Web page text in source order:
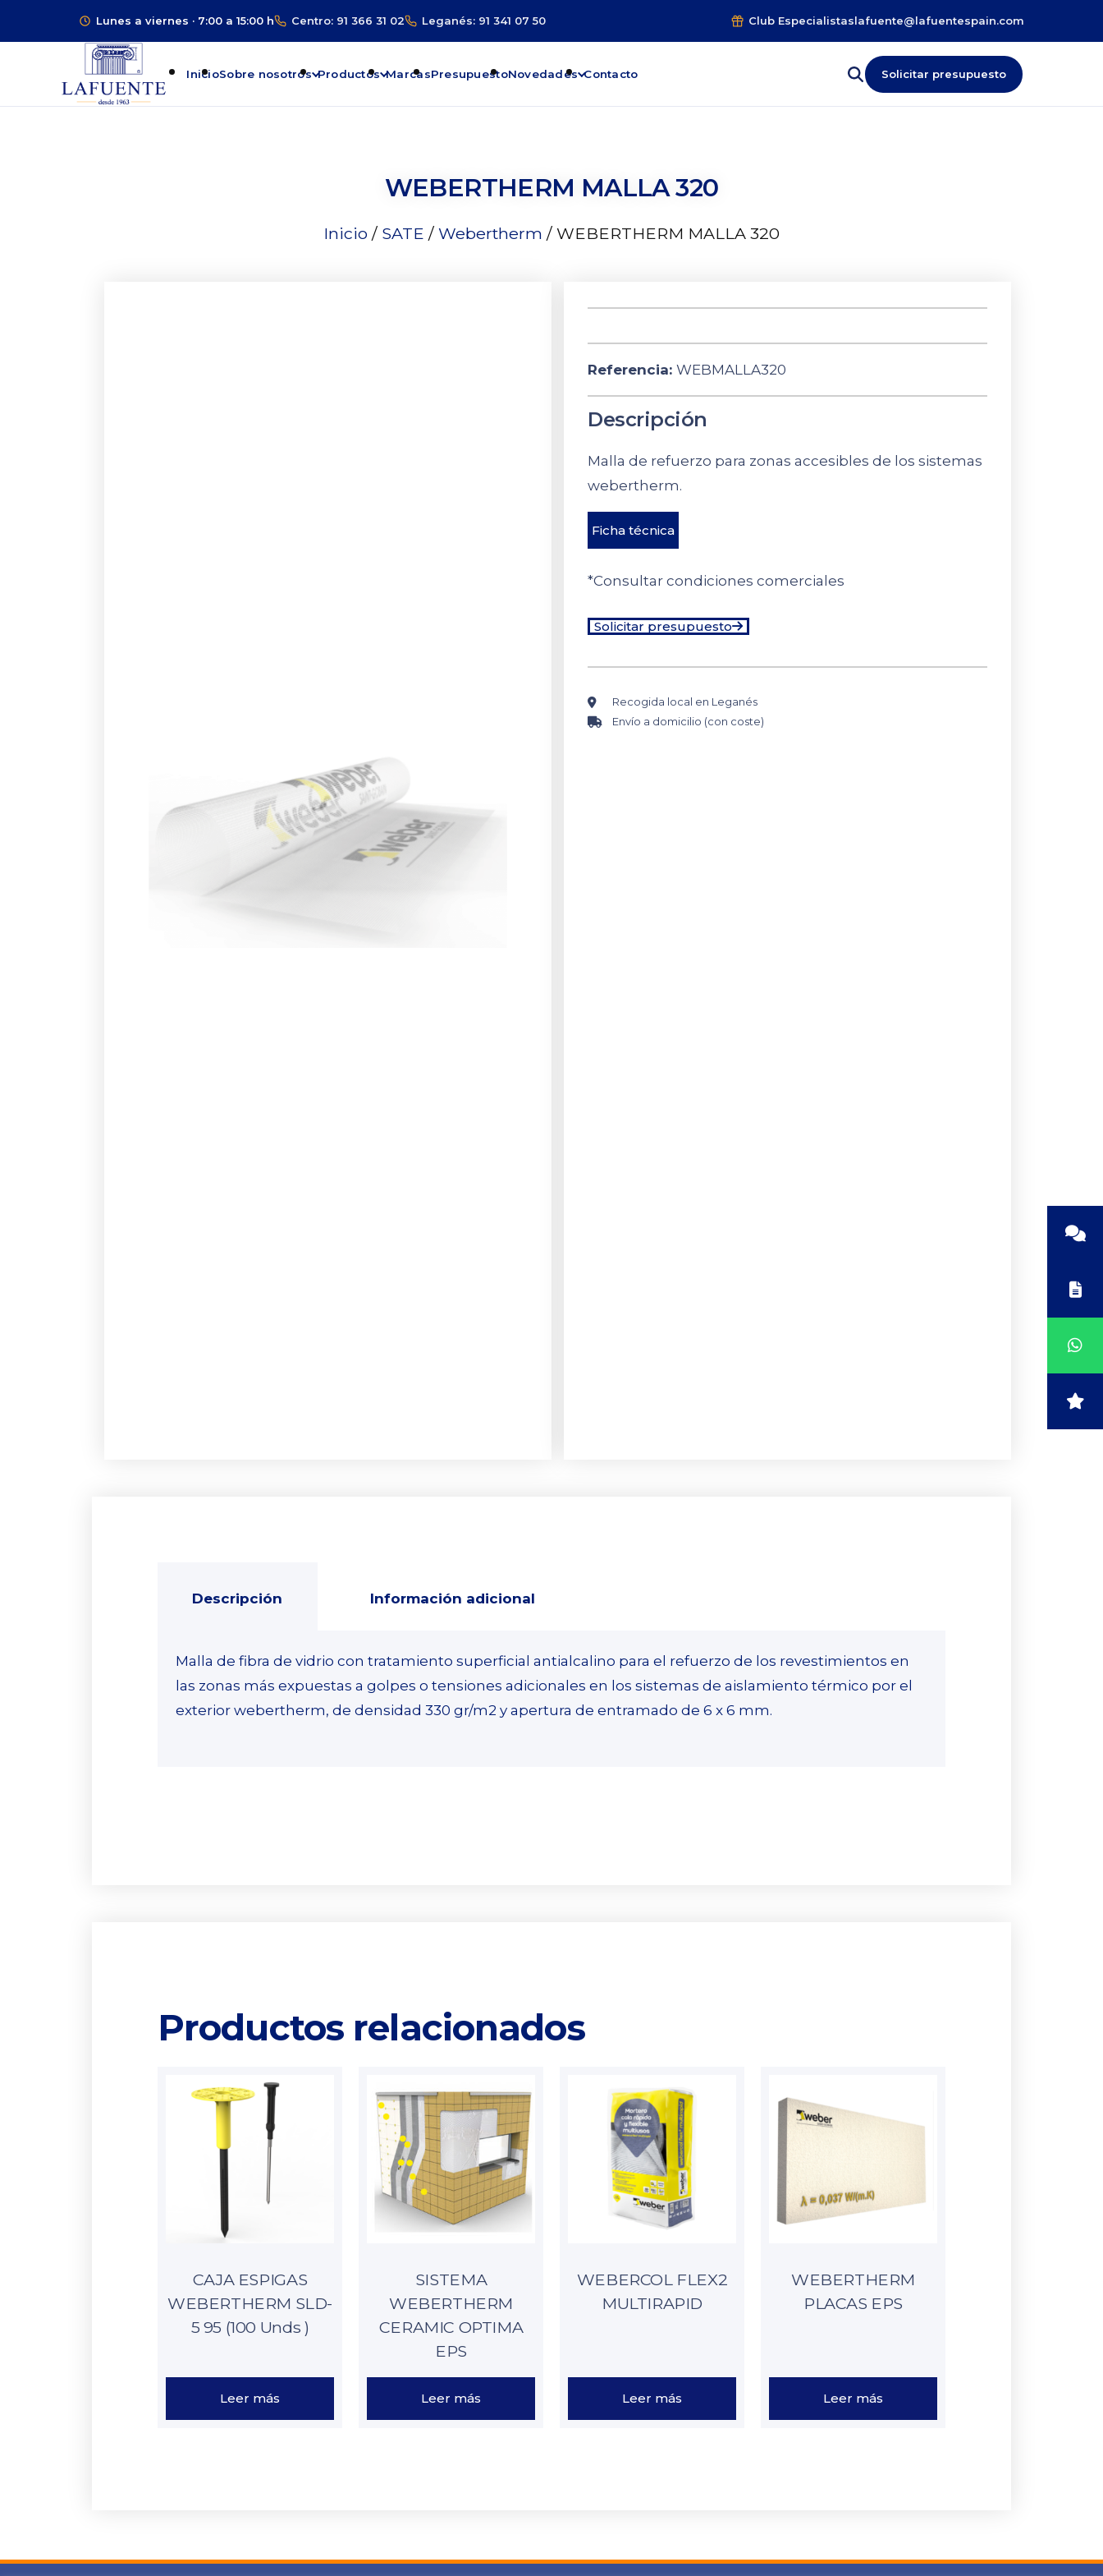
Lunes a viernes · 7:00 a 15:00 h Centro: 91 366 31 02 Leganés: 91 341 07 50 Club Especialistaslafuente@lafuentespain.com
InicioSobre nosotros Productos MarcasPresupuestoNovedades Contacto Solicitar presupuesto
WEBERTHERM MALLA 320
Inicio / SATE / Webertherm / WEBERTHERM MALLA 320
Referencia: WEBMALLA320
Descripción
Malla de refuerzo para zonas accesibles de los sistemas
webertherm.
Ficha técnica
*Consultar condiciones comerciales
Solicitar presupuesto
Recogida local en Leganés
Envío a domicilio (con coste)
Descripción Información adicional
Malla de fibra de vidrio con tratamiento superficial antialcalino para el refuerzo de los revestimientos en
las zonas más expuestas a golpes o tensiones adicionales en los sistemas de aislamiento térmico por el
exterior webertherm, de densidad 330 gr/m2 y apertura de entramado de 6 x 6 mm.
Productos relacionados
CAJA ESPIGAS
WEBERTHERM SLD-
5 95 (100 Unds )
Leer más
SISTEMA
WEBERTHERM
CERAMIC OPTIMA
EPS
Leer más
WEBERCOL FLEX2
MULTIRAPID
Leer más
WEBERTHERM
PLACAS EPS
Leer más